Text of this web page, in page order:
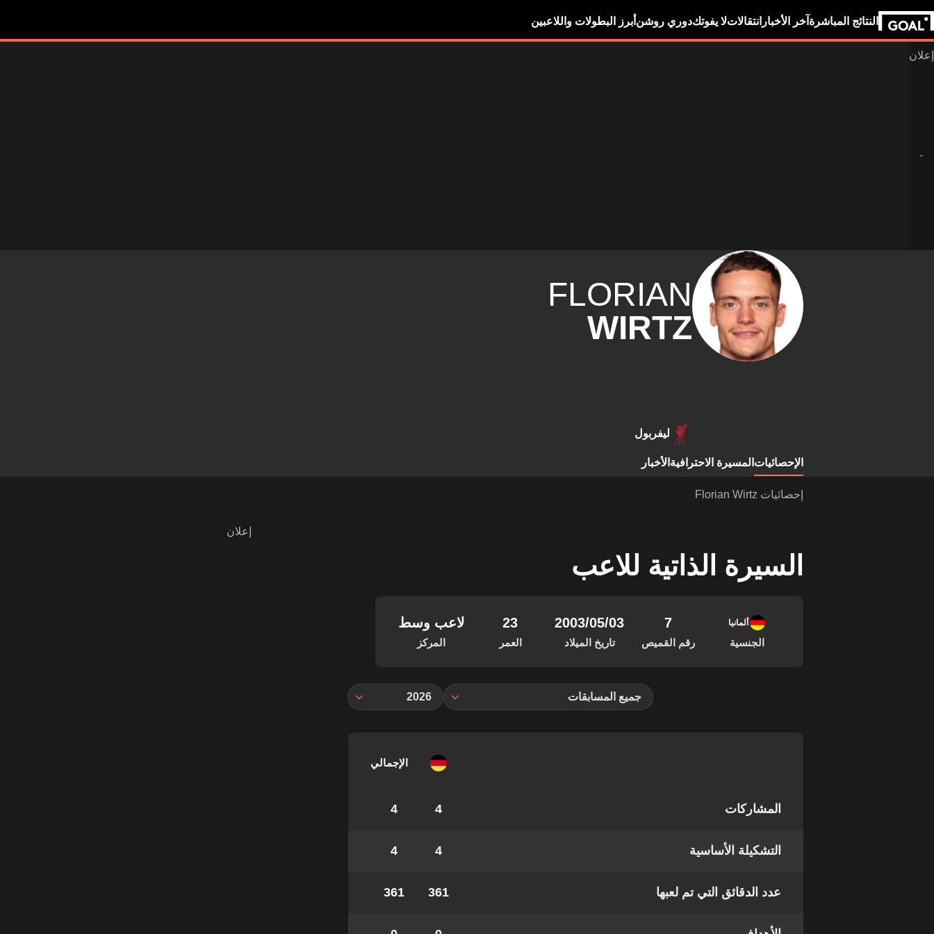
النتائج المباشرة آخر الأخبار انتقالاتلا يفوتكدوري روشن أبرز البطولات واللاعبين
FLORIAN
WIRTZ
ليفربول
الإحصائيات المسيرة الاحترافية الأخبار
إحصائيات Florian Wirtz
السيرة الذاتية للاعب
ألمانيا
الجنسية
7
رقم القميص
03‏/05‏/2003
تاريخ الميلاد
23
العمر
لاعب وسط
المركز
جميع المسابقات 2026
الإجمالي
المشاركات 4
4
التشكيلة الأساسية 4
4
عدد الدقائق التي تم لعبها 361
361